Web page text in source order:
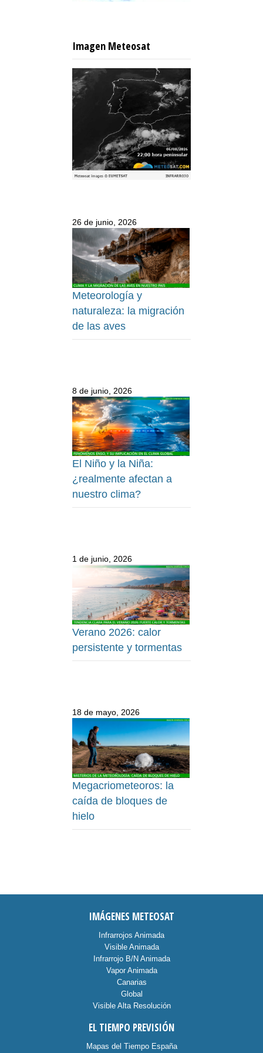
Imagen Meteosat
26 de junio, 2026
Meteorología y
naturaleza: la migración
de las aves
8 de junio, 2026
El Niño y la Niña:
¿realmente afectan a
nuestro clima?
1 de junio, 2026
Verano 2026: calor
persistente y tormentas
18 de mayo, 2026
Megacriometeoros: la
caída de bloques de
hielo
IMÁGENES METEOSAT
Infrarrojos Animada
Visible Animada
Infrarrojo B/N Animada
Vapor Animada
Canarias
Global
Visible Alta Resolución
EL TIEMPO PREVISIÓN
Mapas del Tiempo España